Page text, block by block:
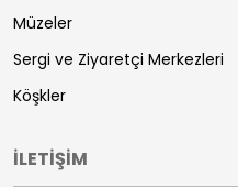
Müzeler
Sergi ve Ziyaretçi Merkezleri
Köşkler
İLETİŞİM